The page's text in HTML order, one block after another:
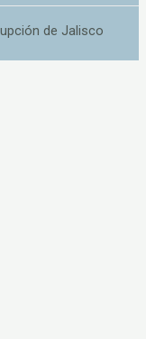
de Jalisco